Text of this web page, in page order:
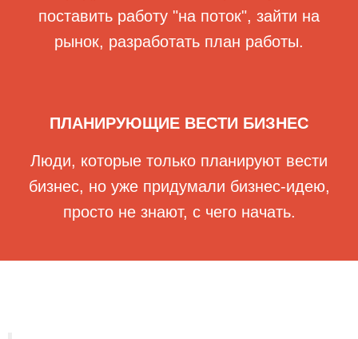
поставить работу "на поток", зайти на
рынок, разработать план работы.
ПЛАНИРУЮЩИЕ ВЕСТИ БИЗНЕС
Люди, которые только планируют вести
бизнес, но уже придумали бизнес-идею,
просто не знают, с чего начать.